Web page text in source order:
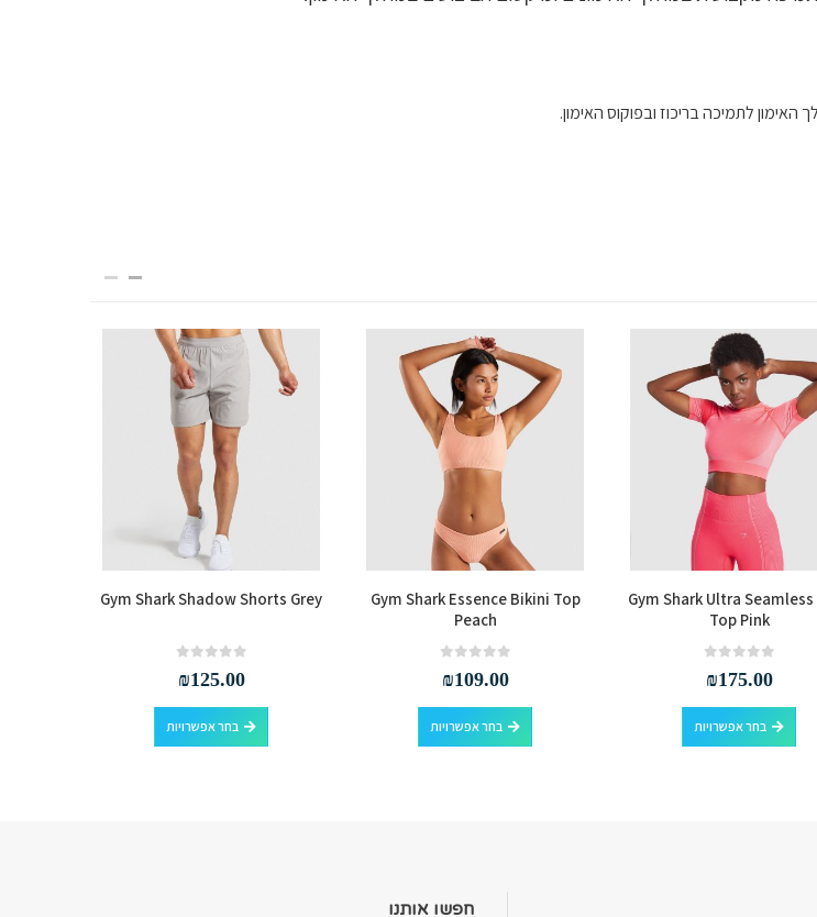
לתמיכה בריכוז ובפוקוס האימון.
Gym Shark Ultra
Top Pink
₪175.00
בחר אפשרויות
למוצר זה יש מספר סוגים. ניתן לבחור את האפשרויות בעמוד המוצר
Gym Shark Essence Bikini Top
Peach
₪109.00
בחר אפשרויות
למוצר זה יש מספר סוגים. ניתן לבחור את האפשרויות בעמוד המוצר
Gym Shark Shadow Shorts Grey
₪125.00
בחר אפשרויות
למוצר זה יש מספר סוגים. ניתן לבחור את האפשרויות בעמוד המוצר
חפשו אותנו